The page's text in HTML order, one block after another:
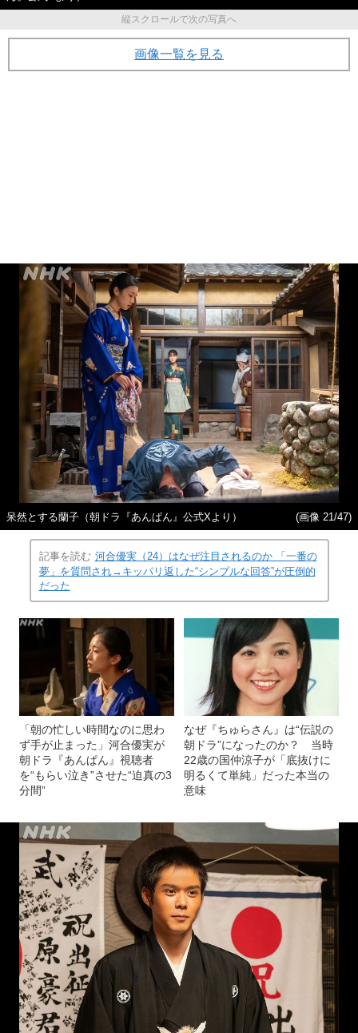
縦スクロールで次の写真へ
画像一覧を見る
呆然とする蘭子（朝ドラ『あんぱん』公式Xより） (画像 21/47)
記事を読む 河合優実（24）はなぜ注目されるのか 「一番の
夢」を質問され→キッパリ返した“シンプルな回答”が圧倒的
だった
「朝の忙しい時間なのに思わ
ず手が止まった」河合優実が
朝ドラ『あんぱん』視聴者
を“もらい泣き”させた“迫真の3
分間”
なぜ『ちゅらさん』は“伝説の
朝ドラ”になったのか？ 当時
22歳の国仲涼子が「底抜けに
明るくて単純」だった本当の
意味